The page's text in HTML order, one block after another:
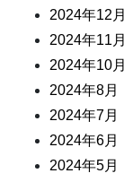
2024年12月
2024年11月
2024年10月
2024年8月
2024年7月
2024年6月
2024年5月